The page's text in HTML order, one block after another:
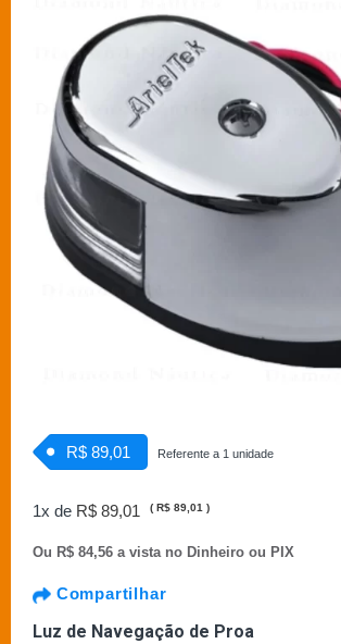
R$ 89,01 Referente a 1 unidade
1x de R$ 89,01 ( R$ 89,01 )
Ou R$ 84,56 a vista no Dinheiro ou PIX
Compartilhar
Luz de Navegação de Proa